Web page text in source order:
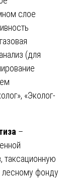
слое
(для
«Эколог-
–
таксационную
лесному фонду